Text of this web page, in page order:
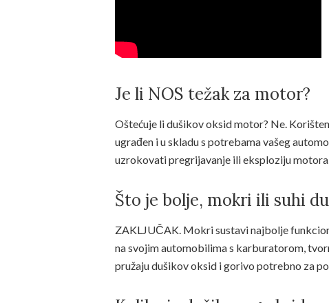
Je li NOS težak za motor?
Oštećuje li dušikov oksid motor? Ne.
ugrađen i u skladu s potrebama vašeg
uzrokovati pregrijavanje ili eksploziju
Što je bolje, mokri ili suhi
ZAKLJUČAK. Mokri sustavi najbolje
na svojim automobilima s karburatorom,
pružaju dušikov oksid i gorivo potrebno za